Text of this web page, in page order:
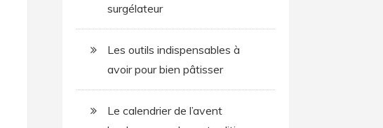
surgélateur
Les outils indispensables à
avoir pour bien pâtisser
Le calendrier de l’avent